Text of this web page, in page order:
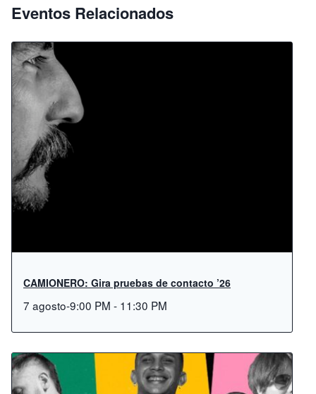
Eventos Relacionados
CAMIONERO: Gira pruebas de contacto ’26
7 agosto-9:00 PM - 11:30 PM